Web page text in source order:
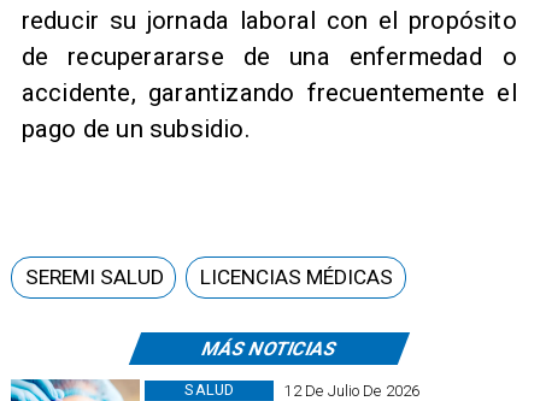
reducir su jornada laboral con el propósito
de recuperararse de una enfermedad o
accidente, garantizando frecuentemente el
pago de un subsidio.
MÁS NOTICIAS
12 De Julio De 2026
SALUD
SEREMI SALUD LICENCIAS MÉDICAS